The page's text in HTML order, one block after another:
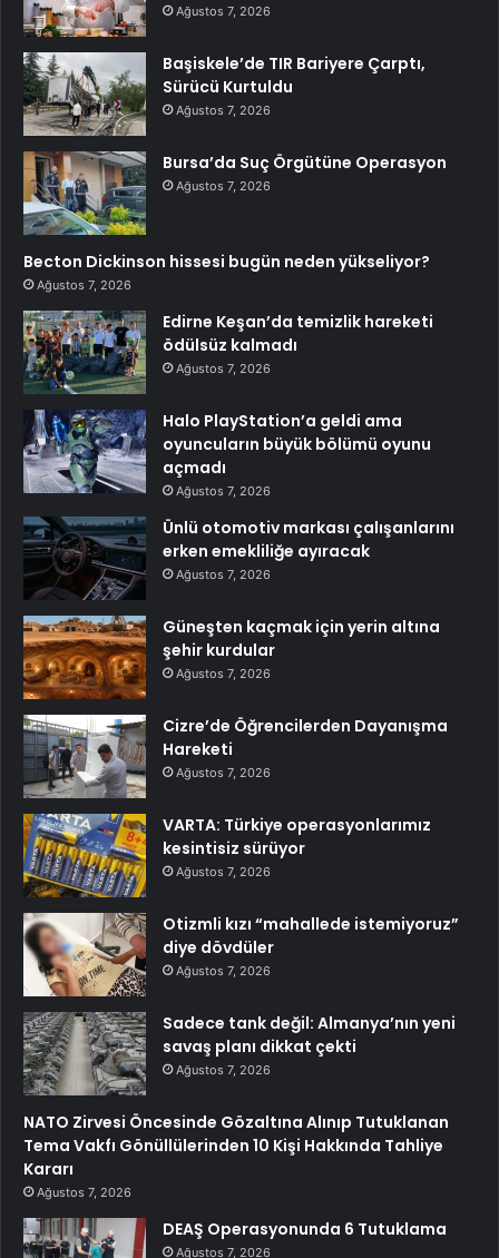
Ağustos 7, 2026
Başiskele’de TIR Bariyere Çarptı,
Sürücü Kurtuldu
Ağustos 7, 2026
Bursa’da Suç Örgütüne Operasyon
Ağustos 7, 2026
Becton Dickinson hissesi bugün neden yükseliyor?
Ağustos 7, 2026
Edirne Keşan’da temizlik hareketi
ödülsüz kalmadı
Ağustos 7, 2026
Halo PlayStation’a geldi ama
oyuncuların büyük bölümü oyunu
açmadı
Ağustos 7, 2026
Ünlü otomotiv markası çalışanlarını
erken emekliliğe ayıracak
Ağustos 7, 2026
Güneşten kaçmak için yerin altına
şehir kurdular
Ağustos 7, 2026
Cizre’de Öğrencilerden Dayanışma
Hareketi
Ağustos 7, 2026
VARTA: Türkiye operasyonlarımız
kesintisiz sürüyor
Ağustos 7, 2026
Otizmli kızı “mahallede istemiyoruz”
diye dövdüler
Ağustos 7, 2026
Sadece tank değil: Almanya’nın yeni
savaş planı dikkat çekti
Ağustos 7, 2026
NATO Zirvesi Öncesinde Gözaltına Alınıp Tutuklanan
Tema Vakfı Gönüllülerinden 10 Kişi Hakkında Tahliye
Kararı
Ağustos 7, 2026
DEAŞ Operasyonunda 6 Tutuklama
Ağustos 7, 2026